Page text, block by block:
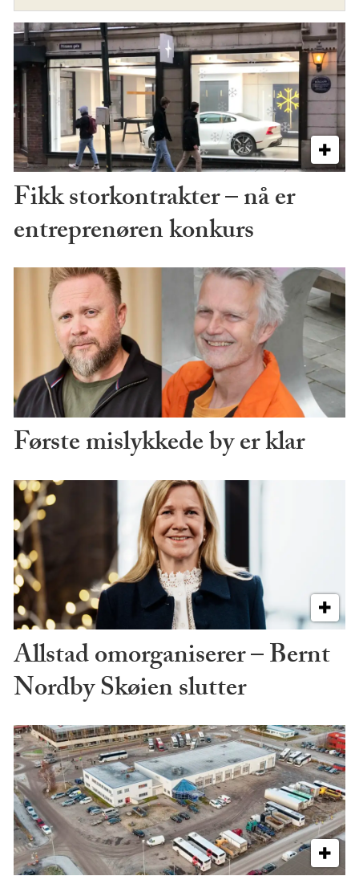
Fikk storkontrakter – nå er
entreprenøren konkurs
Første mislykkede by er klar
Allstad omorganiserer – Bernt
Nordby Skøien slutter